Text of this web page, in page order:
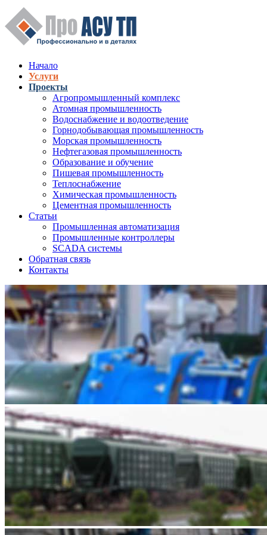
Перейти к основному содержанию
Верхнее меню
Начало
Услуги
Проекты
Агропромышленный комплекс
Атомная промышленность
Водоснабжение и водоотведение
Горнодобывающая промышленность
Морская промышленность
Нефтегазовая промышленность
Образование и обучение
Пишевая промышленность
Теплоснабжение
Химическая промышленность
Цементная промышленность
Статьи
Промышленная автоматизация
Промышленные контроллеры
SCADA системы
Обратная связь
Контакты